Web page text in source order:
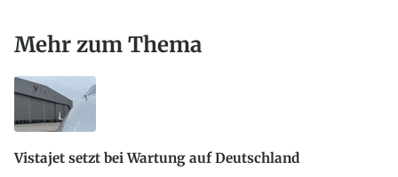
Mehr zum Thema
Vistajet setzt bei Wartung auf Deutschland